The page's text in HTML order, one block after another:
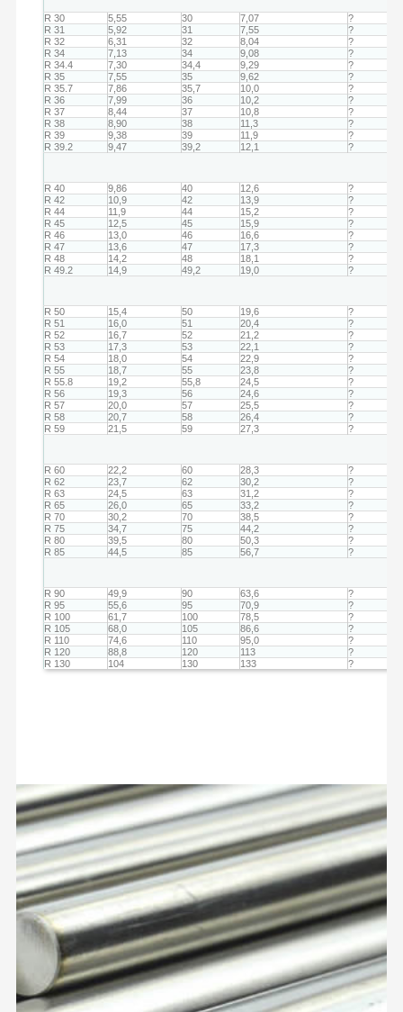
R 30 5,55 30 7,07
?
R 31
5,92 31 7,55
?
R 32
6,31 32 8,04
?
R 34
7,13 34 9,08
?
R 34.4
7,30 34,4 9,29
?
R 35
7,55 35 9,62
?
R 35.7
7,86 35,7 10,0
?
R 36
7,99 36 10,2
?
R 37
8,44 37 10,8
?
R 38
8,90 38 11,3
?
R 39
9,38 39 11,9
?
R 39.2
9,47 39,2 12,1 ?
R 40 9,86 40 12,6
?
R 42
10,9 42 13,9
?
R 44
11,9 44 15,2
?
R 45
12,5 45 15,9
?
R 46
13,0 46 16,6
?
R 47
13,6 47 17,3
?
R 48
14,2 48 18,1
?
R 49.2
14,9 49,2 19,0 ?
R 50 15,4 50 19,6
?
R 51
16,0 51 20,4
?
R 52
16,7 52 21,2
?
R 53
17,3 53 22,1
?
R 54
18,0 54 22,9
?
R 55
18,7 55 23,8
?
R 55.8
19,2 55,8 24,5
?
R 56
19,3 56 24,6
?
R 57
20,0 57 25,5
?
R 58
20,7 58 26,4
?
R 59
21,5 59 27,3 ?
R 60 22,2 60 28,3
?
R 62
23,7 62 30,2
?
R 63
24,5 63 31,2
?
R 65
26,0 65 33,2
?
R 70
30,2 70 38,5
?
R 75
34,7 75 44,2
?
R 80
39,5 80 50,3
?
R 85
44,5 85 56,7 ?
R 90 49,9 90 63,6
?
R 95
55,6 95 70,9
?
R 100
61,7 100 78,5
?
R 105
68,0 105 86,6
?
R 110
74,6 110 95,0
?
R 120
88,8 120 113
?
R 130
104 130 133 ?